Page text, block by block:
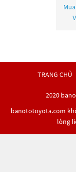
TRANG CHỦ
2020
banototoyota.com
lòng